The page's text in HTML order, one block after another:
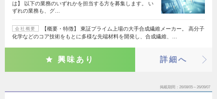
は】 以下の業務のいずれかを担当する方を募集します。 い
ずれの業務も、グ…
会社概要
【概要・特徴】 東証プライム上場の大手合成繊維メーカー。 高分子
化学などのコア技術をもとに多様な先端材料を開発し、合成繊維、…
興味あり 詳細へ
掲載期間 26/08/05～26/09/07